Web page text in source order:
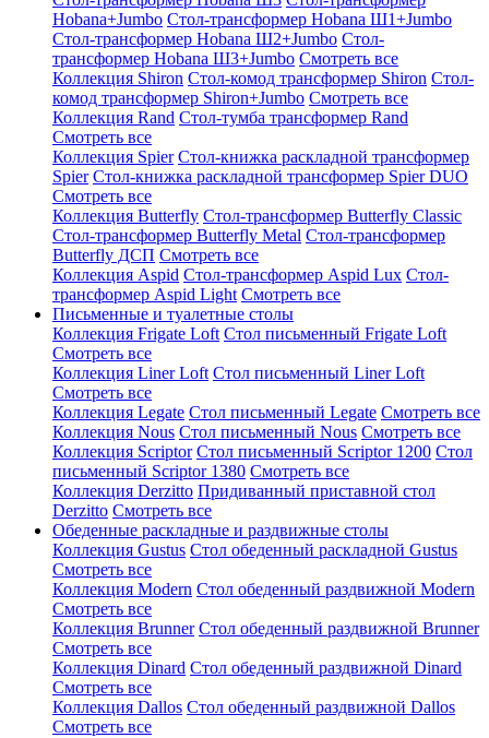
Hobana+Jumbo Стол-трансформер Hobana Ш1+Jumbo
Стол-трансформер Hobana Ш2+Jumbo Стол-
трансформер Hobana Ш3+Jumbo Смотреть все
Коллекция Shiron Стол-комод трансформер Shiron Стол-
комод трансформер Shiron+Jumbo Смотреть все
Коллекция Rand Стол-тумба трансформер Rand
Смотреть все
Коллекция Spier Стол-книжка раскладной трансформер
Spier Стол-книжка раскладной трансформер Spier DUO
Смотреть все
Коллекция Butterfly Стол-трансформер Butterfly Classic
Стол-трансформер Butterfly Metal Стол-трансформер
Butterfly ДСП Смотреть все
Коллекция Aspid Стол-трансформер Aspid Lux Стол-
трансформер Aspid Light Смотреть все
Письменные и туалетные столы
Коллекция Frigate Loft Стол письменный Frigate Loft
Смотреть все
Коллекция Liner Loft Стол письменный Liner Loft
Смотреть все
Коллекция Legate Стол письменный Legate Смотреть все
Коллекция Nous Стол письменный Nous Смотреть все
Коллекция Scriptor Стол письменный Scriptor 1200 Стол
письменный Scriptor 1380 Смотреть все
Коллекция Derzitto Придиванный приставной стол
Derzitto Смотреть все
Обеденные раскладные и раздвижные столы
Коллекция Gustus Стол обеденный раскладной Gustus
Смотреть все
Коллекция Modern Стол обеденный раздвижной Modern
Смотреть все
Коллекция Brunner Стол обеденный раздвижной Brunner
Смотреть все
Коллекция Dinard Стол обеденный раздвижной Dinard
Смотреть все
Коллекция Dallos Стол обеденный раздвижной Dallos
Смотреть все